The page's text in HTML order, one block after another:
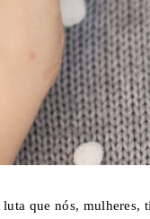
que nós, mulheres,